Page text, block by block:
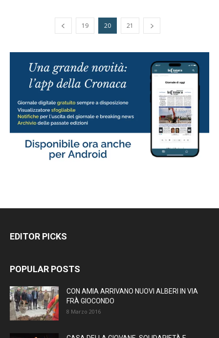
19 20 21
EDITOR PICKS
POPULAR POSTS
CON AMIA ARRIVANO NUOVI ALBERI IN VIA
FRÀ GIOCONDO
8 Marzo 2016